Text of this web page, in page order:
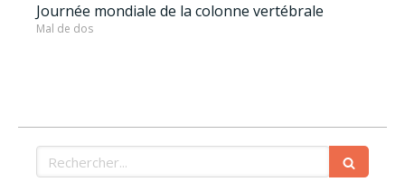
Journée mondiale de la colonne vertébrale
Mal de dos
Rechercher